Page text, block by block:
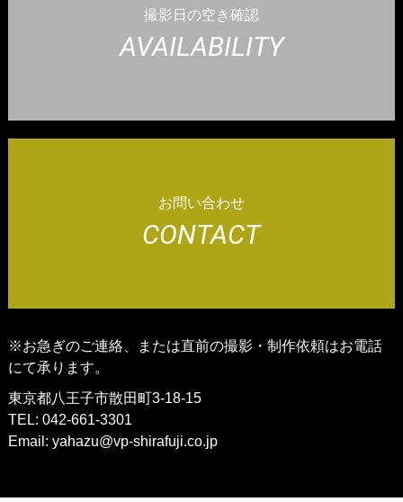
撮影日の空き確認
AVAILABILITY
お問い合わせ
CONTACT
※お急ぎのご連絡、または直前の撮影・制作依頼はお電話
にて承ります。
東京都八王子市散田町3-18-15
TEL: 042-661-3301
Email: yahazu@vp-shirafuji.co.jp